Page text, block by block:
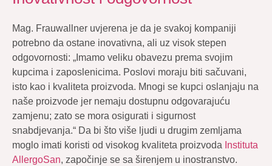
Mag. Frauwallner uvjerena je da je svakoj kompaniji
potrebno da ostane inovativna, ali uz visok stepen
odgovornosti: „Imamo veliku obavezu prema svojim
kupcima i zaposlenicima. Poslovi moraju biti sačuvani,
isto kao i kvaliteta proizvoda. Mnogi se kupci oslanjaju na
naše proizvode jer nemaju dostupnu odgovarajuću
zamjenu; zato se mora osigurati i sigurnost
snabdjevanja.“ Da bi što više ljudi u drugim zemljama
moglo imati koristi od visokog kvaliteta proizvoda Instituta
AllergoSan, započinje se sa širenjem u inostranstvo.